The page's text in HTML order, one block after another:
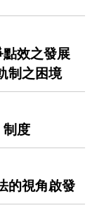
效之發展
制之困境
度
的視角啟發